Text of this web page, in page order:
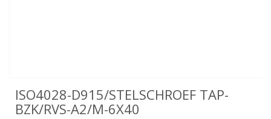
ISO4028-D915/STELSCHROEF TAP-
BZK/RVS-A2/M-6X40